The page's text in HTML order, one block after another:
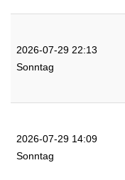
2026-07-29 22:13
Sonntag
2026-07-29 14:09
Sonntag